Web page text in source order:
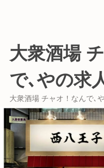
って昇進昇格を目指す
またGYROグループで
ており、福利厚生や労
様々な方が安心して活
す！
大衆酒場
で､やの求
大衆酒場 チャオ！なんで､